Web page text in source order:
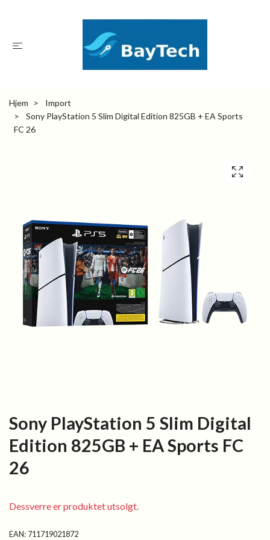
Hjem
Import
Sony PlayStation 5 Slim Digital Edition 825GB + EA Sports
FC 26
Sony PlayStation 5 Slim Digital
Edition 825GB + EA Sports FC
26
Dessverre er produktet utsolgt.
EAN: 711719021872